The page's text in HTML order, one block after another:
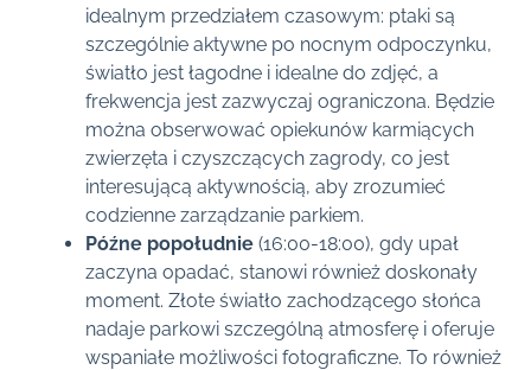
idealnym przedziałem czasowym: ptaki są
szczególnie aktywne po nocnym odpoczynku,
światło jest łagodne i idealne do zdjęć, a
frekwencja jest zazwyczaj ograniczona. Będzie
można obserwować opiekunów karmiących
zwierzęta i czyszczących zagrody, co jest
interesującą aktywnością, aby zrozumieć
codzienne zarządzanie parkiem.
Późne popołudnie(16:00-18:00), gdy upał
zaczyna opadać, stanowi również doskonały
moment. Złote światło zachodzącego słońca
nadaje parkowi szczególną atmosferę i oferuje
wspaniałe możliwości fotograficzne. To również